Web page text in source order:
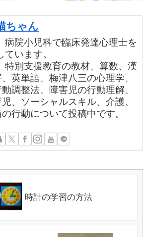
ちゃん
病院小児科で臨床発達心理士を
ています。
特別支援教育の教材、算数、漢
英単語、梅津八三の心理学、
調整法、障害児の行動理解、
、ソーシャルスキル、介護、
行動について投稿中です。
時計の学習の方法